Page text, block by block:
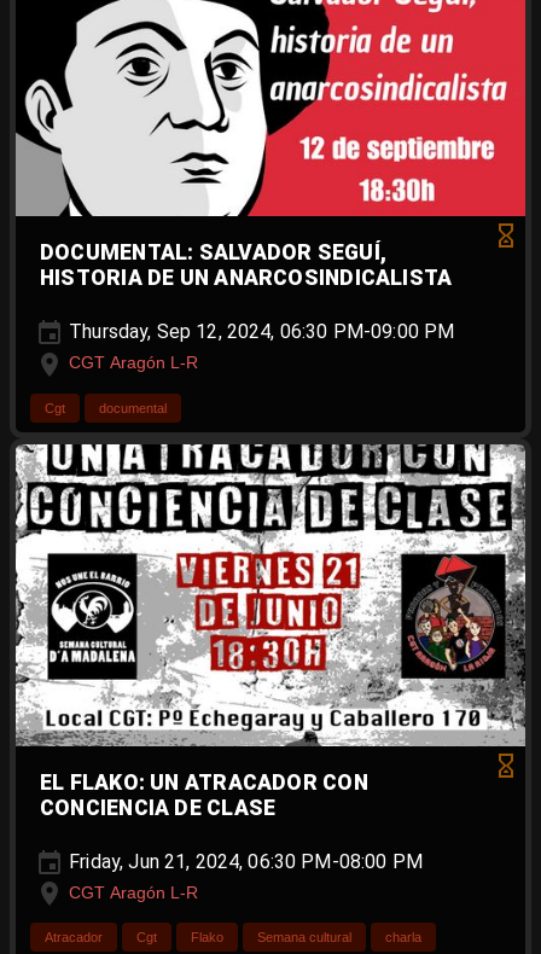
DOCUMENTAL: SALVADOR SEGUÍ,
HISTORIA DE UN ANARCOSINDICALISTA
Thursday, Sep 12, 2024, 06:30 PM-09:00 PM
CGT Aragón L-R
Cgt documental
EL FLAKO: UN ATRACADOR CON
CONCIENCIA DE CLASE
Friday, Jun 21, 2024, 06:30 PM-08:00 PM
CGT Aragón L-R
Atracador Cgt Flako Semana cultural charla